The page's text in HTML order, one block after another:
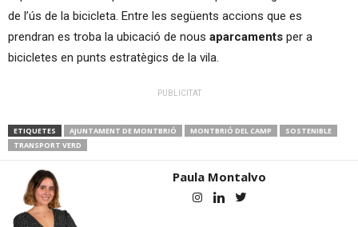
de l’ús de la bicicleta. Entre les següents accions que es
prendran es troba la ubicació de nous aparcaments per a
bicicletes en punts estratègics de la vila.
PUBLICITAT
ETIQUETES AJUNTAMENT DE MONTBRIÓ MONTBRIÓ DEL CAMP
SOSTENIBLE
TRANSPORT VERD
Paula Montalvo